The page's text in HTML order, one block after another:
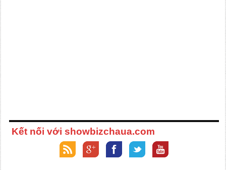
Kết nối với showbizchaua.com